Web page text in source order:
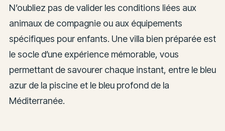
N’oubliez pas de valider les conditions liées aux
animaux de compagnie ou aux équipements
spécifiques pour enfants. Une villa bien préparée est
le socle d’une expérience mémorable, vous
permettant de savourer chaque instant, entre le bleu
azur de la piscine et le bleu profond de la
Méditerranée.